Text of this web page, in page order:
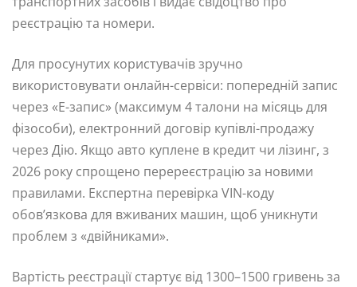
реєстрацію та номери.
Для просунутих користувачів зручно
використовувати онлайн-сервіси: попередній запис
через «Е-запис» (максимум 4 талони на місяць для
фізособи), електронний договір купівлі-продажу
через Дію. Якщо авто куплене в кредит чи лізинг, з
2026 року спрощено перереєстрацію за новими
правилами. Експертна перевірка VIN-коду
обов’язкова для вживаних машин, щоб уникнути
проблем з «двійниками».
Вартість реєстрації стартує від 1300–1500 гривень за